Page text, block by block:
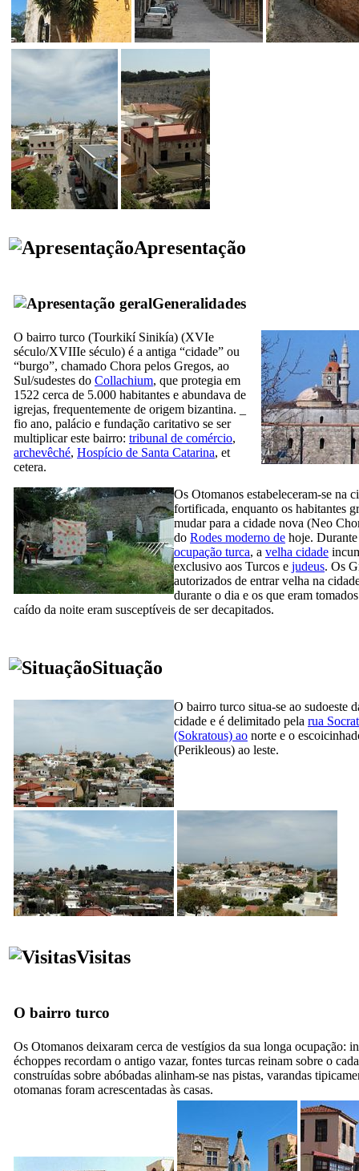
Apresentação
Generalidades
O bairro turco (Tourkikí Sinikía) (XVIe
século/XVIIIe século) é a antiga “cidade” ou
“burgo”, chamado Chora pelos Gregos, ao
Sul/sudestes do Collachium, que protegia em
1522 cerca de 5.000 habitantes e abundava de
igrejas, frequentemente de origem bizantina. _
fio ano, palácio e fundação caritativo se ser
multiplicar este bairro: tribunal de comércio,
archevêché, Hospício de Santa Catarina, et
cetera.
Os Otomanos estabeleceram-se na
fortificada, enquanto os habitantes
mudar para a cidade nova (Neo
do Rodes moderno de hoje.
ocupação turca, a velha cidade
exclusivo aos Turcos e judeus. Os
autorizados de entrar velha na
durante o dia e os que eram
caído da noite eram susceptíveis de ser decapitados.
Situação
O bairro turco situa-se ao sudoeste
cidade e é delimitado pela rua
(Sokratous) ao norte e o
(Perikleous) ao leste.
Visitas
O bairro turco
Os Otomanos deixaram cerca de vestígios da sua longa ocupação:
échoppes recordam o antigo vazar, fontes turcas reinam sobre o
construídas sobre abóbadas alinham-se nas pistas, varandas
otomanas foram acrescentadas às casas.